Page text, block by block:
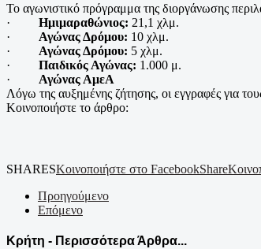
Το αγωνιστικό πρόγραμμα της διοργάνωσης
· Ημιμαραθώνιος: 21,1 χλμ.
· Αγώνας Δρόμου: 10 χλμ.
· Αγώνας Δρόμου: 5 χλμ.
· Παιδικός Αγώνας: 1.000 μ.
· Αγώνας ΑμεΑ
Λόγω της αυξημένης ζήτησης, οι εγγραφές για
Κοινοποιήστε το άρθρο:
SHARESΚοινοποιήστε στο FacebookShare
Προηγούμενο
Επόμενο
Κρήτη - Περισσότερα Άρθρα...